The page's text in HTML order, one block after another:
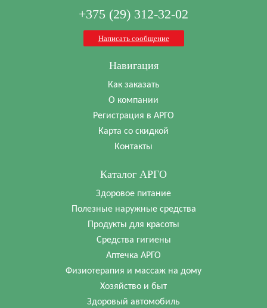
+375 (29) 312-32-02
Написать сообщение
Навигация
Как заказать
О компании
Регистрация в АРГО
Карта со скидкой
Контакты
Каталог АРГО
Здоровое питание
Полезные наружные средства
Продукты для красоты
Средства гигиены
Аптечка АРГО
Физиотерапия и массаж на дому
Хозяйство и быт
Здоровый автомобиль